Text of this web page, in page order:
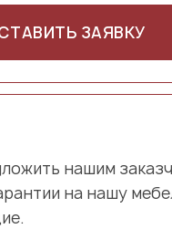
ЗАЯВКУ
нашим
на нашу